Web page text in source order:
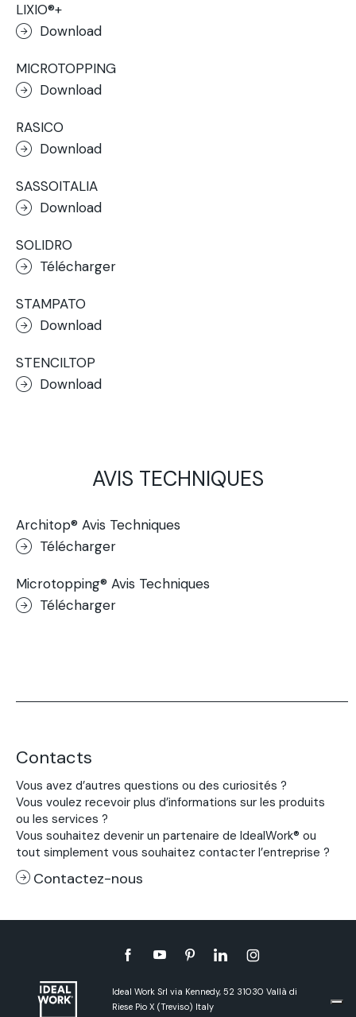
LIXIO®+
Download
MICROTOPPING
Download
RASICO
Download
SASSOITALIA
Download
SOLIDRO
Télécharger
STAMPATO
Download
STENCILTOP
Download
AVIS TECHNIQUES
Architop® Avis Techniques
Télécharger
Microtopping® Avis Techniques
Télécharger
Contacts
Vous avez d’autres questions ou des curiosités ?
Vous voulez recevoir plus d’informations sur les produits
ou les services ?
Vous souhaitez devenir un partenaire de IdealWork® ou
tout simplement vous souhaitez contacter l’entreprise ?
Contactez-nous
Ideal Work Srl via Kennedy, 52 31030 Vallà di
Riese Pio X (Treviso) Italy